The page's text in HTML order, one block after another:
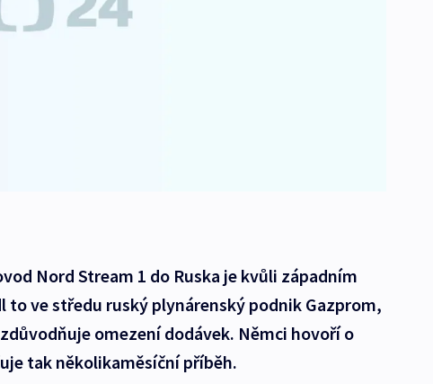
Nord Stream 1 do Ruska je kvůli západním
to ve středu ruský plynárenský podnik Gazprom,
omezení dodávek. Němci hovoří o
tak několikaměsíční příběh.